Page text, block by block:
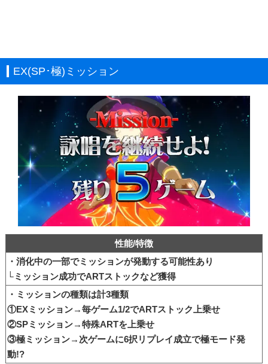
EX(SP･極)ミッション
性能/特徴
・消化中の一部でミッションが発動する可能性あり
└ミッション成功でARTストックなど獲得
・ミッションの種類は計3種類
①EXミッション→毎ゲーム1/2でARTストック上乗せ
②SPミッション→特殊ARTを上乗せ
③極ミッション→次ゲームに6択リプレイ成立で極モード発
動!?